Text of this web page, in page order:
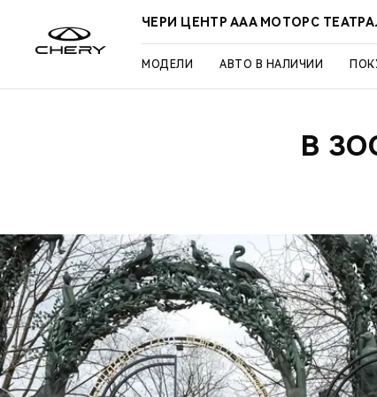
ЧЕРИ ЦЕНТР ААА МОТОРС
МОДЕЛИ АВТО В НАЛИЧИИ
В